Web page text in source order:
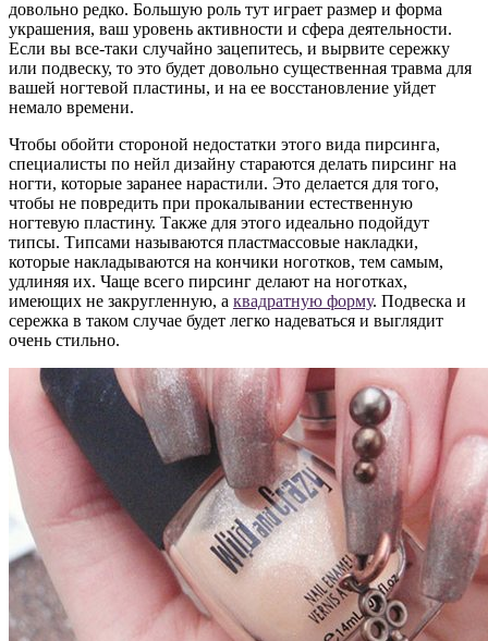
довольно редко. Большую роль тут играет размер и форма
украшения, ваш уровень активности и сфера деятельности.
Если вы все-таки случайно зацепитесь, и вырвите сережку
или подвеску, то это будет довольно существенная травма для
вашей ногтевой пластины, и на ее восстановление уйдет
немало времени.
Чтобы обойти стороной недостатки этого вида пирсинга,
специалисты по нейл дизайну стараются делать пирсинг на
ногти, которые заранее нарастили. Это делается для того,
чтобы не повредить при прокалывании естественную
ногтевую пластину. Также для этого идеально подойдут
типсы. Типсами называются пластмассовые накладки,
которые накладываются на кончики ноготков, тем самым,
удлиняя их. Чаще всего пирсинг делают на ноготках,
имеющих не закругленную, а квадратную форму. Подвеска и
сережка в таком случае будет легко надеваться и выглядит
очень стильно.